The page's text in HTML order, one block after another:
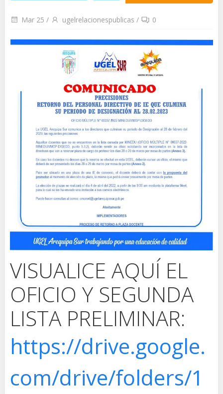
Mar 25 / ugelrelacionespublicas / 0
VISUALICE AQUÍ EL
OFICIO Y SEGUNDA
LISTA PRELIMINAR:
https://drive.google.
com/drive/folders/1